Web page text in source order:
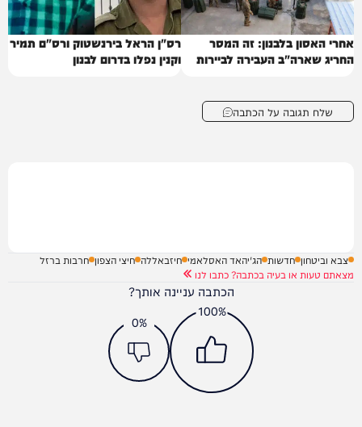
אחרי האסון בלבנון: זה המסר
החריג שארה"ב העבירה לביירות
רס"ן הראל בירנשטוק ורס"ם תמיר
וקנין נפלו בדרום לבנון
שלח תגובה על הכתבה
צבא וביטחון חדשות הג'יהאד האסלאמי חיזבאללה חיצי הצפון חרבות ברזל
מצאתם טעות או בעיה בכתבה? כתבו לנו
הכתבה עניינה אותך?
100%
0%